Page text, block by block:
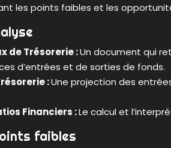
les points faibles et les
de Trésorerie :Un document qui
d’entrées et de sorties de fonds.
:Une projection des
Financiers :Le calcul et
faibles